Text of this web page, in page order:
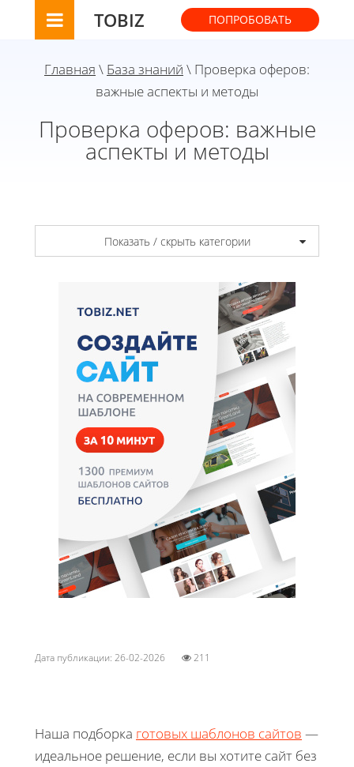
TOBIZ ПОПРОБОВАТЬ
Главная \ База знаний \ Проверка оферов:
важные аспекты и методы
Проверка оферов: важные
аспекты и методы
Показать / скрыть категории
Дата публикации: 26-02-2026 211
Наша подборка готовых шаблонов сайтов —
идеальное решение, если вы хотите сайт без